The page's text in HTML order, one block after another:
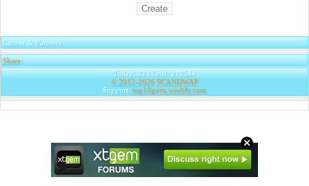
Banner & Partners
Share|
Today: 22 | Total: 212544
© 2012-2026 SCANDWAP
Support: top10guru.weebly.com